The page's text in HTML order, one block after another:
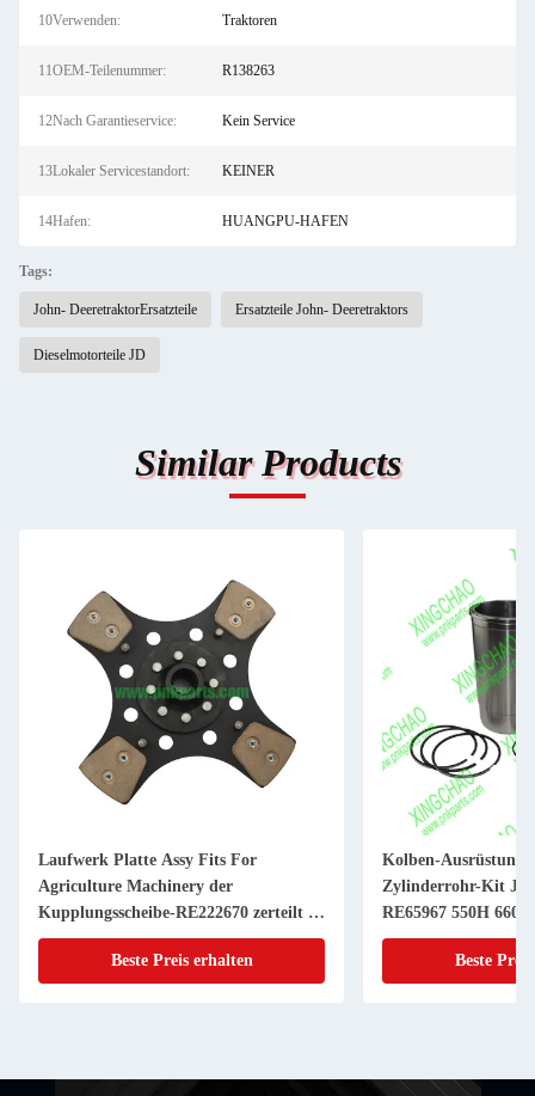
10Verwenden: Traktoren
11OEM-Teilenummer: R138263
12Nach Garantieservice: Kein Service
13Lokaler Servicestandort: KEINER
14Hafen: HUANGPU-HAFEN
Tags:
John- DeeretraktorErsatzteile Ersatzteile John- Deeretraktors
Dieselmotorteile JD
Similar Products
Laufwerk Platte Assy Fits For
Agriculture Machinery der
Kupplungsscheibe-RE222670 zerteilt 11
Zoll 20 KEIL
Beste Preis erhalten
Kolben-Ausrüstung
Zylinderrohr-Kit JDs
RE65967 550H 6603
Powerthch Turbo
Beste